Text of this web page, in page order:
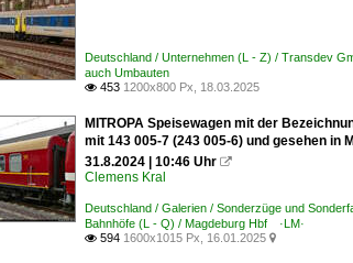
Deutschland / Unternehmen (L - Z) / Transdev
auch Umbauten
 453 1200x800 Px, 18.03.2025
MITROPA Speisewagen mit der
mit 143 005-7 (243 005-6) und gesehen in
31.8.2024 | 10:46 Uhr 
Clemens Kral
Deutschland / Galerien / Sonderzüge und
Bahnhöfe (L - Q) / Magdeburg Hbf ·LM·
 594 1600x1015 Px, 16.01.2025 